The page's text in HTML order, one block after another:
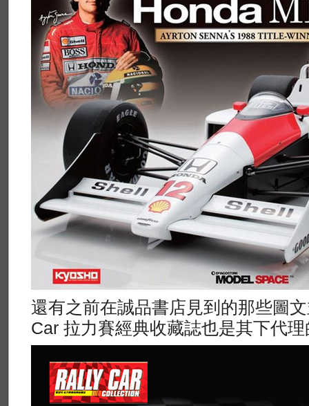
還有之前在誠品書店見到的那些圖
Car 拉力賽經典收藏誌也是其下代